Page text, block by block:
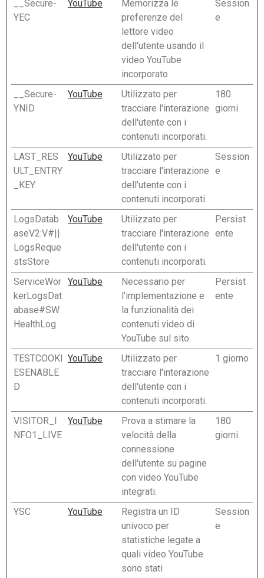
__Secure-
YEC
YouTube
Memorizza le
preferenze del
lettore video
dell'utente usando il
video YouTube
incorporato
Session
e
__Secure-
YNID
YouTube
Utilizzato per
tracciare l'interazione
dell'utente con i
contenuti incorporati.
180
giorni
LAST_RES
ULT_ENTRY
_KEY
YouTube
Utilizzato per
tracciare l'interazione
dell'utente con i
contenuti incorporati.
Session
e
LogsDatab
aseV2:V#||
LogsReque
stsStore
YouTube
Utilizzato per
tracciare l'interazione
dell'utente con i
contenuti incorporati.
Persist
ente
ServiceWor
kerLogsDat
abase#SW
HealthLog
YouTube
Necessario per
l'implementazione e
la funzionalità dei
contenuti video di
YouTube sul sito.
Persist
ente
TESTCOOKI
ESENABLE
D
YouTube
Utilizzato per
tracciare l'interazione
dell'utente con i
contenuti incorporati.
1 giorno
VISITOR_I
NFO1_LIVE
YouTube
Prova a stimare la
velocità della
connessione
dell'utente su pagine
con video YouTube
integrati.
180
giorni
YSC YouTube
Registra un ID
univoco per
statistiche legate a
quali video YouTube
sono stati
Session
e